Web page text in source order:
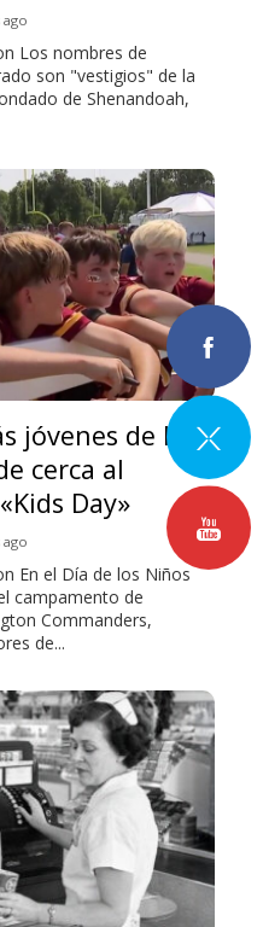
ago
Los nombres de
son "vestigios" de la
de Shenandoah,
jóvenes de los
cerca al
Day»
ago
En el Día de los Niños
campamento de
Commanders,
de...